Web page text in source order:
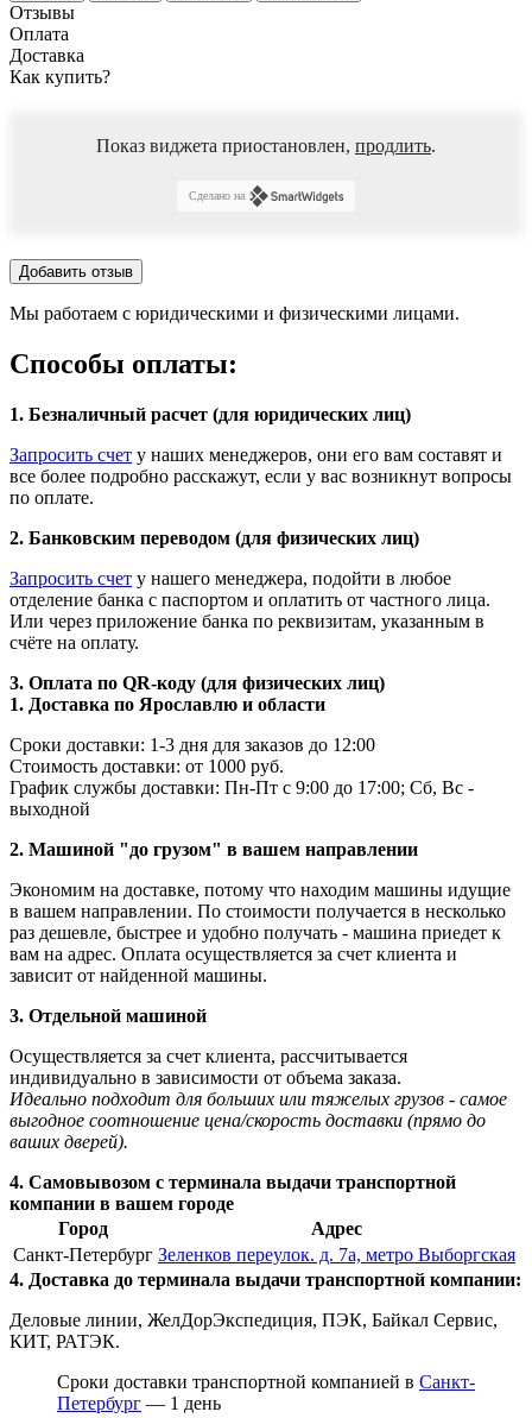
Отзывы
Оплата
Доставка
Как купить?
Показ виджета приостановлен, продлить.
Сделано на
Добавить отзыв
Мы работаем с юридическими и физическими лицами.
Способы оплаты:
1. Безналичный расчет (для юридических лиц)
Запросить счет у наших менеджеров, они его вам составят и
все более подробно расскажут, если у вас возникнут вопросы
по оплате.
2. Банковским переводом (для физических лиц)
Запросить счет у нашего менеджера, подойти в любое
отделение банка с паспортом и оплатить от частного лица.
Или через приложение банка по реквизитам, указанным в
счёте на оплату.
3. Оплата по QR-коду (для физических лиц)
1. Доставка по Ярославлю и области
Сроки доставки: 1-3 дня для заказов до 12:00
Стоимость доставки: от 1000 руб.
График службы доставки: Пн-Пт с 9:00 до 17:00; Сб, Вс -
выходной
2. Машиной "до грузом" в вашем направлении
Экономим на доставке, потому что находим машины идущие
в вашем направлении. По стоимости получается в несколько
раз дешевле, быстрее и удобно получать - машина приедет к
вам на адрес. Оплата осуществляется за счет клиента и
зависит от найденной машины.
3. Отдельной машиной
Осуществляется за счет клиента, рассчитывается
индивидуально в зависимости от объема заказа.
Идеально подходит для больших или тяжелых грузов - самое
выгодное соотношение цена/скорость доставки (прямо до
ваших дверей).
4. Самовывозом с терминала выдачи транспортной
компании в вашем городе
Город
Адрес
Санкт-Петербург Зеленков переулок. д. 7а, метро Выборгская
4. Доставка до терминала выдачи транспортной компании:
Деловые линии, ЖелДорЭкспедиция, ПЭК, Байкал Сервис,
КИТ, РАТЭК.
Сроки доставки транспортной компанией в Санкт-
Петербург — 1 день